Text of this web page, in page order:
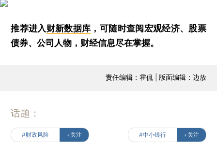
推荐进入财新数据库 ，可随时查阅宏观经济、股票
债券、公司人物，财经信息尽在掌握。
责任编辑：霍侃 | 版面编辑：边放
话题：
#财政风险 +关注 #中小银行 +关注